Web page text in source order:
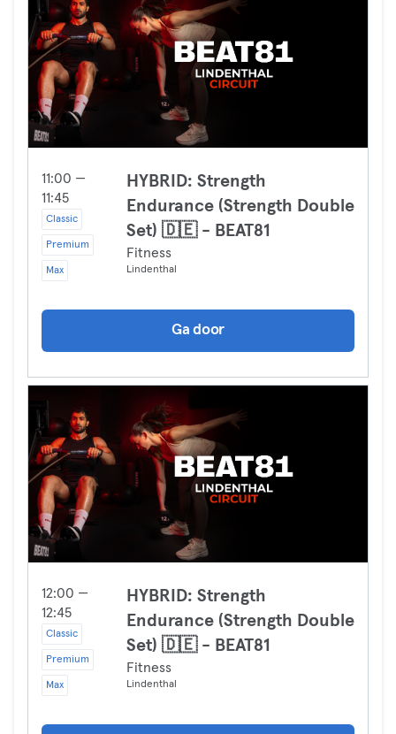
11:00 —
11:45
Classic
Premium
Max
HYBRID: Strength
Endurance (Strength Double
Set) 🇩🇪 - BEAT81
Fitness
Lindenthal
Ga door
12:00 —
12:45
Classic
Premium
Max
HYBRID: Strength
Endurance (Strength Double
Set) 🇩🇪 - BEAT81
Fitness
Lindenthal